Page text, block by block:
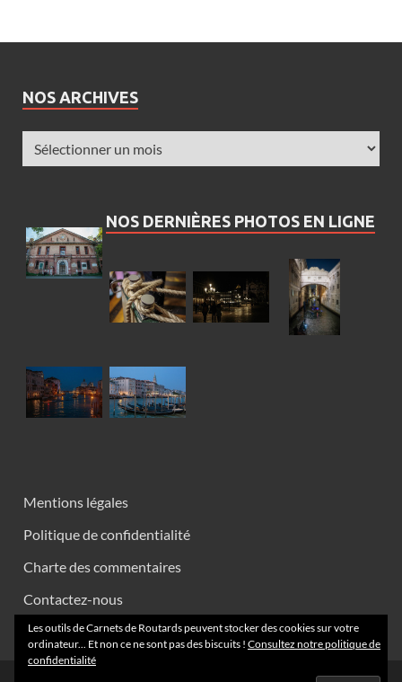
NOS ARCHIVES
NOS DERNIÈRES PHOTOS EN LIGNE
Mentions légales
Politique de confidentialité
Charte des commentaires
Contactez-nous
Les outils de Carnets de Routards peuvent stocker des cookies sur votre
ordinateur... Et non ce ne sont pas des biscuits ! Consultez notre politique de
confidentialité